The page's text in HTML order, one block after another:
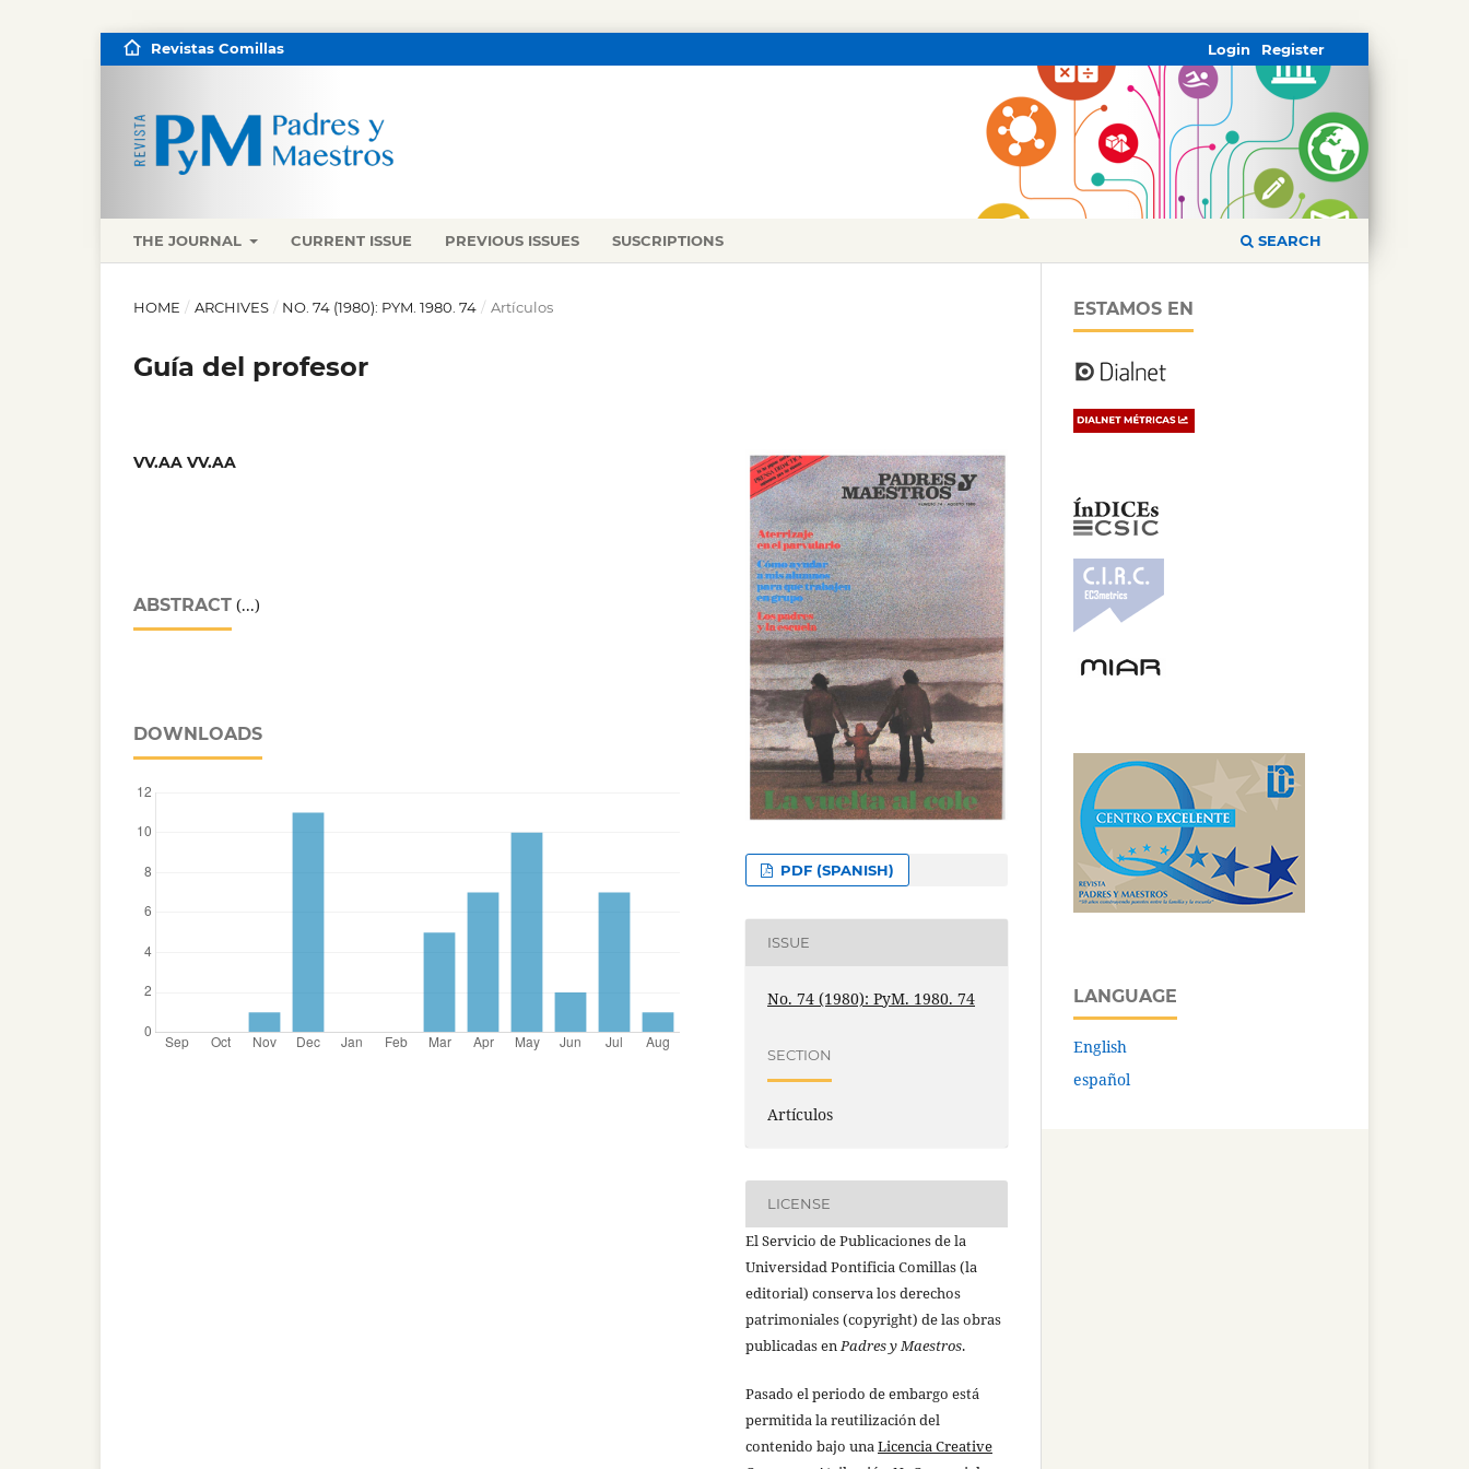
THE JOURNAL CURRENT ISSUE PREVIOUS ISSUES SUSCRIPTIONS SEARCH
Revistas Comillas Register
Login
HOME / ARCHIVES / NO. 74 (1980): PYM. 1980. 74 / Artículos
Guía del profesor
VV.AA VV.AA
ABSTRACT (...)
DOWNLOADS
PDF (SPANISH)
ISSUE
No. 74 (1980): PyM. 1980. 74
SECTION
Artículos
LICENSE
El Servicio de Publicaciones de la
Universidad Pontificia Comillas (la
editorial) conserva los derechos
patrimoniales (copyright) de las obras
publicadas enPadres y Maestros.
Pasado el periodo de embargo está
permitida la reutilización del
contenido bajo unaLicencia Creative
ESTAMOS EN
LANGUAGE
English
español